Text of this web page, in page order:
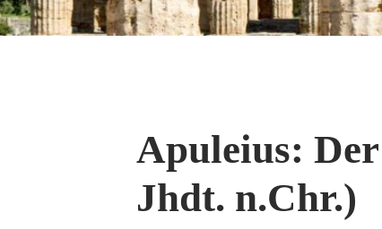
Apuleius: Der
Jhdt. n.Chr.)